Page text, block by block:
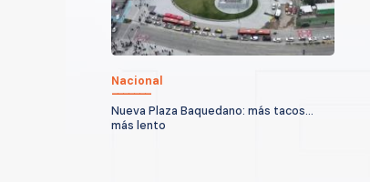
Nacional
Nueva Plaza Baquedano: más tacos...
más lento